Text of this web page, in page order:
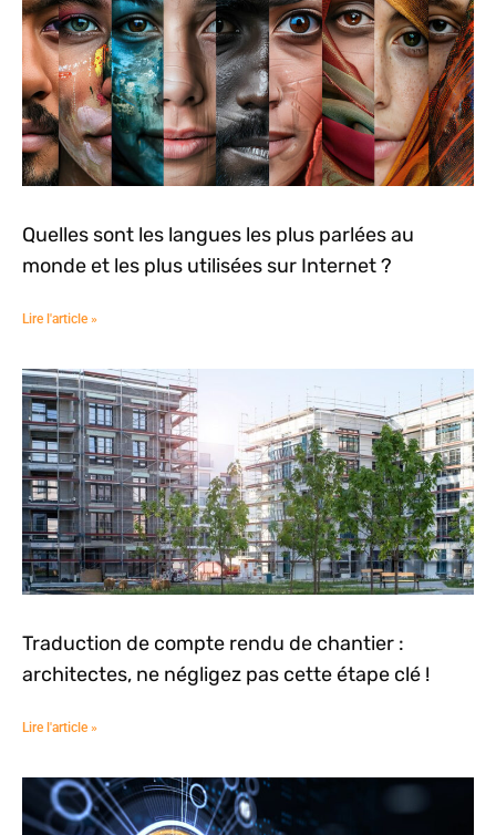
Quelles sont les langues les plus parlées au
monde et les plus utilisées sur Internet ?
Lire l'article »
Traduction de compte rendu de chantier :
architectes, ne négligez pas cette étape clé !
Lire l'article »